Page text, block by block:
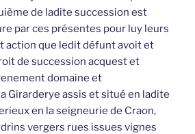
de ladite succession est
par ces présentes pour luy leurs
action que ledit défunt avoit et
de succession acquest et
domaine et
Girarderye assis et situé en ladite
en la seigneurie de Craon,
vergers rues issues vignes